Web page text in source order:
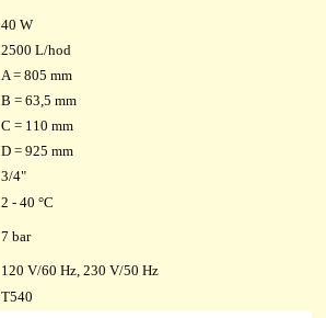
40 W
2500 L/hod
A = 805 mm
B = 63,5 mm
C = 110 mm
D = 925 mm
3/4"
2 - 40 °C
7 bar
120 V/60 Hz, 230 V/50 Hz
T540